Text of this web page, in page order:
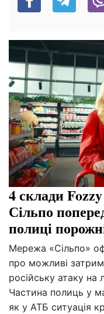
4 склади
Сільпо
полиці
Мережа «Сільпо»
про можливі
російську атаку на
Частина полиць у
як у АТБ ситуація